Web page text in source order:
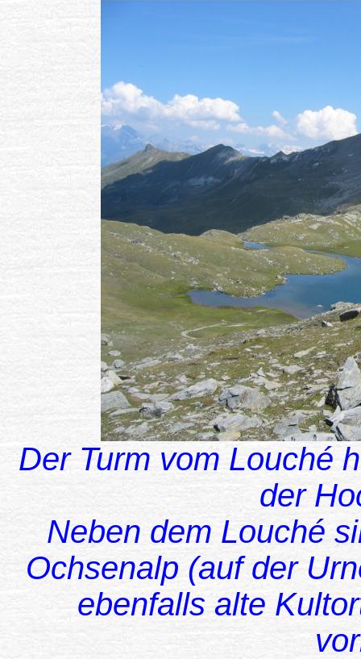
Der Turm vom Louché
der
Neben dem Louché
Ochsenalp (auf der
ebenfalls alte